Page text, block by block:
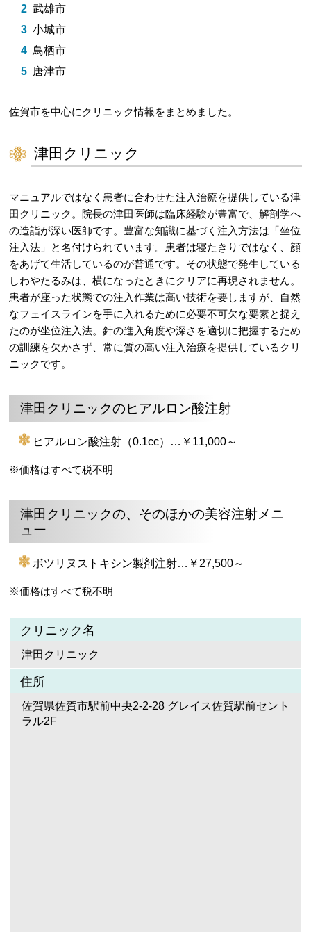
武雄市
小城市
鳥栖市
唐津市
佐賀市を中心にクリニック情報をまとめました。
津田クリニック
マニュアルではなく患者に合わせた注入治療を提供している津
田クリニック。院長の津田医師は臨床経験が豊富で、解剖学へ
の造詣が深い医師です。豊富な知識に基づく注入方法は「坐位
注入法」と名付けられています。患者は寝たきりではなく、顔
をあげて生活しているのが普通です。その状態で発生している
しわやたるみは、横になったときにクリアに再現されません。
患者が座った状態での注入作業は高い技術を要しますが、自然
なフェイスラインを手に入れるために必要不可欠な要素と捉え
たのが坐位注入法。針の進入角度や深さを適切に把握するため
の訓練を欠かさず、常に質の高い注入治療を提供しているクリ
ニックです。
津田クリニックのヒアルロン酸注射
ヒアルロン酸注射（0.1cc）…￥11,000～
※価格はすべて税不明
津田クリニックの、そのほかの美容注射メニ
ュー
ボツリヌストキシン製剤注射…￥27,500～
※価格はすべて税不明
クリニック名
津田クリニック
住所
佐賀県佐賀市駅前中央2-2-28 グレイス佐賀駅前セント
ラル2F